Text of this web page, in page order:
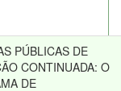
PÚBLICAS DE
CONTINUADA: O
DE